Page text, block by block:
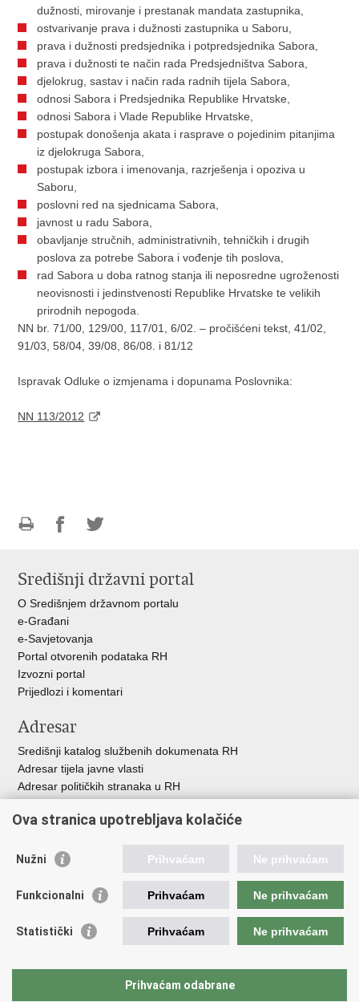
dužnosti, mirovanje i prestanak mandata zastupnika,
ostvarivanje prava i dužnosti zastupnika u Saboru,
prava i dužnosti predsjednika i potpredsjednika Sabora,
prava i dužnosti te način rada Predsjedništva Sabora,
djelokrug, sastav i način rada radnih tijela Sabora,
odnosi Sabora i Predsjednika Republike Hrvatske,
odnosi Sabora i Vlade Republike Hrvatske,
postupak donošenja akata i rasprave o pojedinim pitanjima
iz djelokruga Sabora,
postupak izbora i imenovanja, razrješenja i opoziva u
Saboru,
poslovni red na sjednicama Sabora,
javnost u radu Sabora,
obavljanje stručnih, administrativnih, tehničkih i drugih
poslova za potrebe Sabora i vođenje tih poslova,
rad Sabora u doba ratnog stanja ili neposredne ugroženosti
neovisnosti i jedinstvenosti Republike Hrvatske te velikih
prirodnih nepogoda.
NN br. 71/00, 129/00, 117/01, 6/02. – pročišćeni tekst, 41/02,
91/03, 58/04, 39/08, 86/08. i 81/12
Ispravak Odluke o izmjenama i dopunama Poslovnika:
NN 113/2012
FacebookuTwitteru
Središnji državni portal
O Središnjem državnom portalu
e-Građani
e-Savjetovanja
Portal otvorenih podataka RH
Izvozni portal
Prijedlozi i komentari
Adresar
Središnji katalog službenih dokumenata RH
Adresar tijela javne vlasti
Adresar političkih stranaka u RH
Besplatni telefoni javne uprave
Važne poveznice
Vlada Republike Hrvatske
Registar neprofitnih organizacija
Nacionalna zaklada za razvoj civilnoga društva
Ova stranica upotrebljava kolačiće
Nužni Prihvaćam Ne prihvaćam
Funkcionalni Prihvaćam Ne prihvaćam
Statistički Prihvaćam Ne prihvaćam
Prihvaćam odabrane